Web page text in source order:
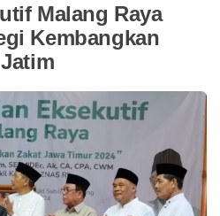
Malang Raya
Kembangkan